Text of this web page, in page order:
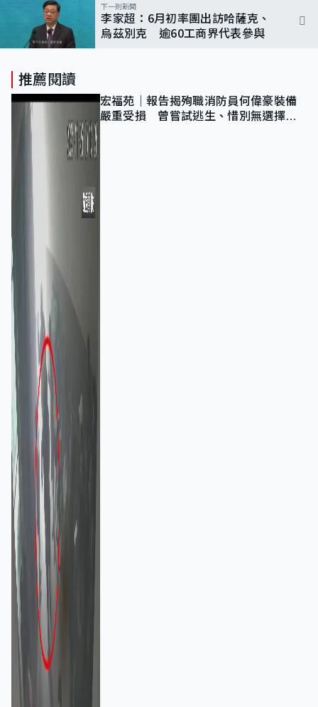
下一則新聞
李家超：6月初率團出訪哈薩克、
烏茲別克 逾60工商界代表參與
推薦閱讀
宏福苑｜報告揭殉職消防員何偉豪裝備
嚴重受損 曾嘗試逃生、惜別無選擇下